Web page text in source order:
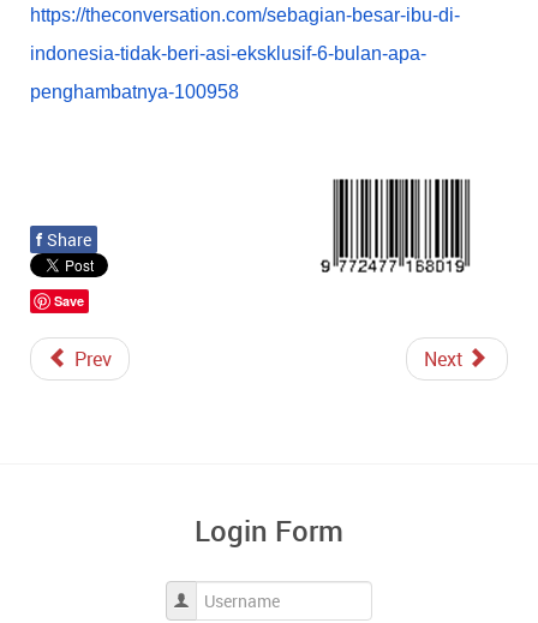
https://theconversation.com/sebagian-besar-ibu-di-
indonesia-tidak-beri-asi-eksklusif-6-bulan-apa-
penghambatnya-100958
f Share
Save
Prev Next
Login Form
Username